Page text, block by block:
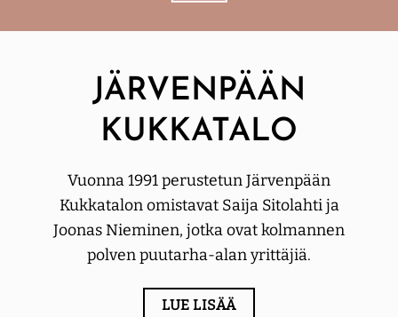
JÄRVENPÄÄN
KUKKATALO
Vuonna 1991 perustetun Järvenpään
Kukkatalon omistavat Saija Sitolahti ja
Joonas Nieminen, jotka ovat kolmannen
polven puutarha-alan yrittäjiä.
LUE LISÄÄ